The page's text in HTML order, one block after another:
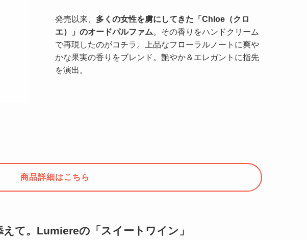
発売以来、 多くの女性を虜にしてきた「Chloe（クロ
エ）」のオードパルファム。その香りをハンドクリーム
で再現したのがコチラ。上品なフローラルノートに爽や
かな果実の香りをブレンド。艶やか＆エレガントに指先
を演出。
商品詳細はこちら
て。Lumiereの「スイートワイン」